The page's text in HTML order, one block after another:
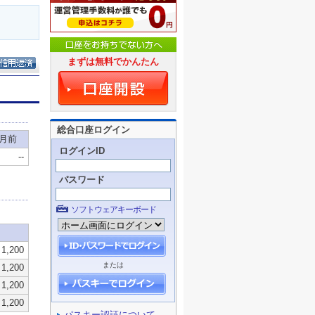
まずは無料でかんたん
総合口座ログイン
ログインID
パスワード
ソフトウェアキーボード
または